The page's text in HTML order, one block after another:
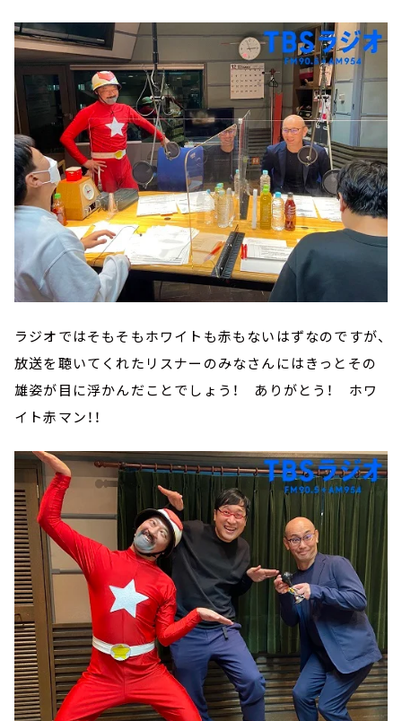
ラジオではそもそもホワイトも赤もないはずなのですが、
放送を聴いてくれたリスナーのみなさんにはきっとその
雄姿が目に浮かんだことでしょう！ ありがとう！ ホワ
イト赤マン！！